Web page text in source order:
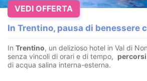
In Trentino, pausa di benessere
In Trentino, un delizioso hotel in Val di
senza vincoli di orari e di tempo,
di acqua salina interna-esterna.
VEDI OFFERTA